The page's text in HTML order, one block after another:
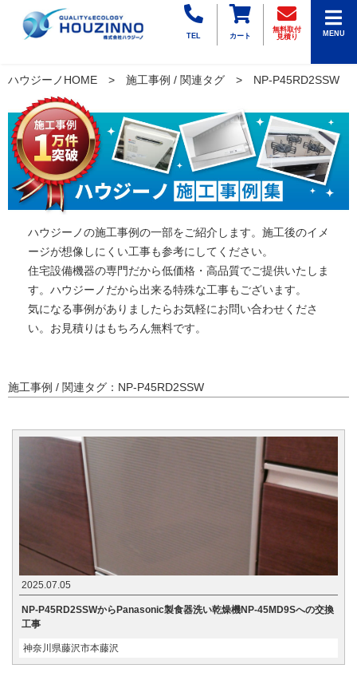
TEL カート
無料取付
見積り
MENU
ハウジーノHOME 施工事例 / 関連タグ NP-P45RD2SSW
ハウジーノの施工事例の一部をご紹介します。施工後のイメ
ージが想像しにくい工事も参考にしてください。
住宅設備機器の専門だから低価格・高品質でご提供いたしま
す。ハウジーノだから出来る特殊な工事もございます。
気になる事例がありましたらお気軽にお問い合わせくださ
い。お見積りはもちろん無料です。
施工事例 / 関連タグ：NP-P45RD2SSW
2025.07.05
NP-P45RD2SSWからPanasonic製食器洗い乾燥機NP-45MD9Sへの交換
工事
神奈川県藤沢市本藤沢